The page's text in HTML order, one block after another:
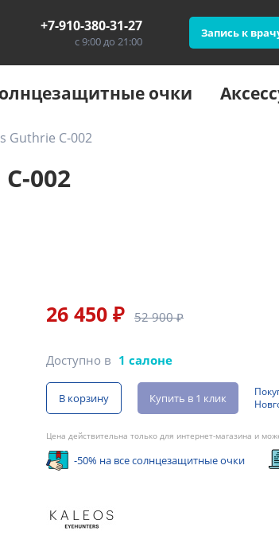
+7-910-380-31-27
с 9:00 до 21:00
Запись к
очки
Guthrie C-002
002
26 450 ₽ 52 900 ₽
Доступно в 1 салоне
В корзину Купить в 1 клик
Цена действительна только для интернет-магазина и
-50% на все солнцезащитные очки